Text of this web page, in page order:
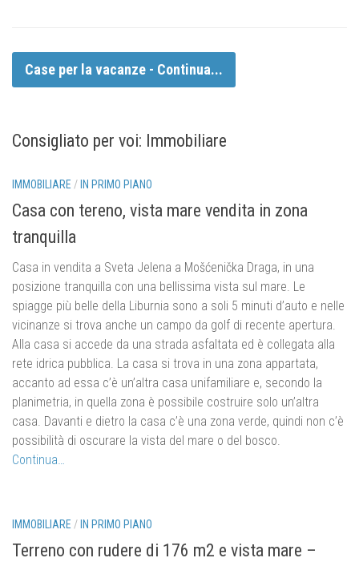
Case per la vacanze - Continua...
Consigliato per voi: Immobiliare
IMMOBILIARE / IN PRIMO PIANO
Casa con tereno, vista mare vendita in zona
tranquilla
Casa in vendita a Sveta Jelena a Mošćenička Draga, in una
posizione tranquilla con una bellissima vista sul mare. Le
spiagge più belle della Liburnia sono a soli 5 minuti d’auto e nelle
vicinanze si trova anche un campo da golf di recente apertura.
Alla casa si accede da una strada asfaltata ed è collegata alla
rete idrica pubblica. La casa si trova in una zona appartata,
accanto ad essa c’è un’altra casa unifamiliare e, secondo la
planimetria, in quella zona è possibile costruire solo un’altra
casa. Davanti e dietro la casa c’è una zona verde, quindi non c’è
possibilità di oscurare la vista del mare o del bosco.
Continua…
IMMOBILIARE / IN PRIMO PIANO
Terreno con rudere di 176 m2 e vista mare –